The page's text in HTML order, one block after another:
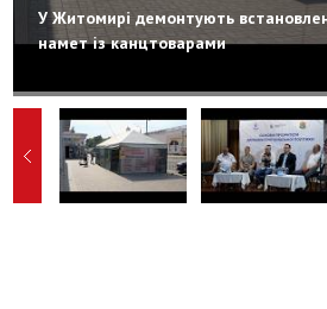
У Житомирі демонтують
намет із канцтоварами